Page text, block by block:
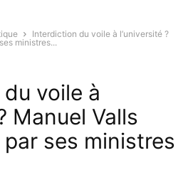
Interdiction du voile à l’université ?
ministres...
voile à
Manuel Valls
ses ministres